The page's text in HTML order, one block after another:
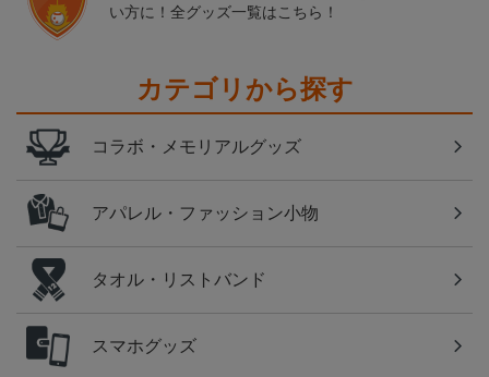
い方に！全グッズ一覧はこちら！
カテゴリから探す
コラボ・メモリアルグッズ
アパレル・ファッション小物
タオル・リストバンド
スマホグッズ